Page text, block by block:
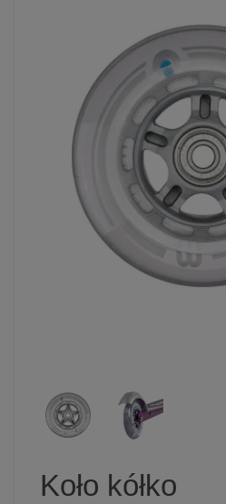
Koło kółko